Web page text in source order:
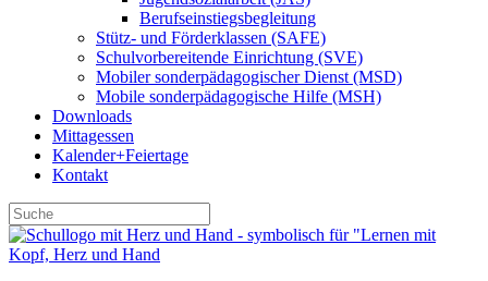
Berufseinstiegsbegleitung
Stütz- und Förderklassen (SAFE)
Schulvorbereitende Einrichtung (SVE)
Mobiler sonder­­pädagogischer Dienst (MSD)
Mobile sonder­pädagogische Hilfe (MSH)
Downloads
Mittagessen
Kalender+Feiertage
Kontakt